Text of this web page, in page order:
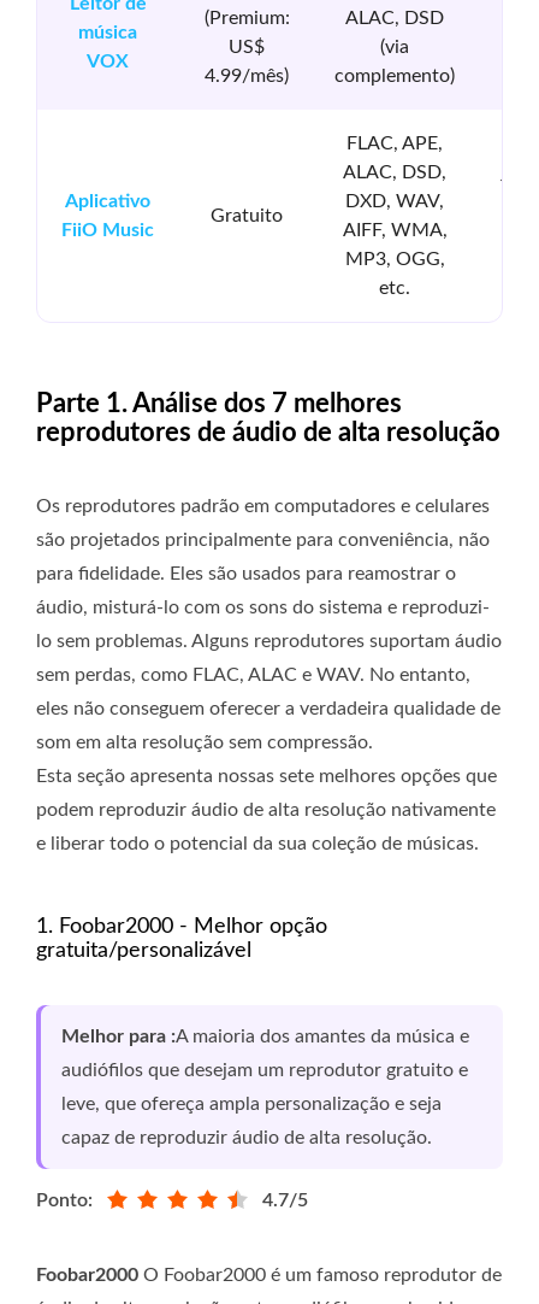
Leitor de
música
VOX
(Premium:
US$
4.99/mês)
ALAC, DSD
(via
complemento)
Aplicativo
FiiO Music
Gratuito
FLAC, APE,
ALAC, DSD,
DXD, WAV,
AIFF, WMA,
MP3, OGG,
etc.
Parte 1. Análise dos 7 melhores
reprodutores de áudio de alta resolução
Os reprodutores padrão em computadores e celulares
são projetados principalmente para conveniência, não
para fidelidade. Eles são usados ​​para reamostrar o
áudio, misturá-lo com os sons do sistema e reproduzi-
lo sem problemas. Alguns reprodutores suportam áudio
sem perdas, como FLAC, ALAC e WAV. No entanto,
eles não conseguem oferecer a verdadeira qualidade de
som em alta resolução sem compressão.
Esta seção apresenta nossas sete melhores opções que
podem reproduzir áudio de alta resolução nativamente
e liberar todo o potencial da sua coleção de músicas.
1. Foobar2000 - Melhor opção
gratuita/personalizável
Melhor para :A maioria dos amantes da música e
audiófilos que desejam um reprodutor gratuito e
leve, que ofereça ampla personalização e seja
capaz de reproduzir áudio de alta resolução.
Ponto: 4.7/5
Foobar2000 O Foobar2000 é um famoso reprodutor de